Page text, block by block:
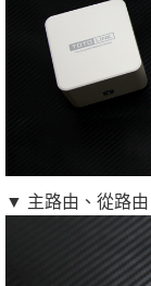
▼ 主路由、從路由